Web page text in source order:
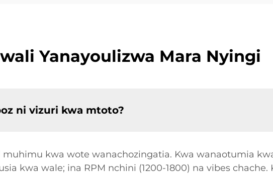
Yanayoulizwa Mara Nyingi
ni vizuri kwa mtoto?
muhimu kwa wote wanachozingatia. Kwa wanaotumia
kwa wale; ina RPM nchini (1200-1800) na vibes chache.